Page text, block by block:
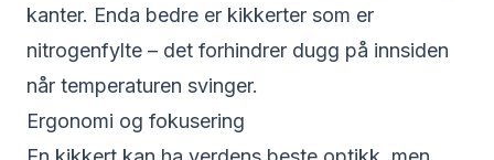
kanter. Enda bedre er kikkerter som er
nitrogenfylte – det forhindrer dugg på innsiden
når temperaturen svinger.
Ergonomi og fokusering